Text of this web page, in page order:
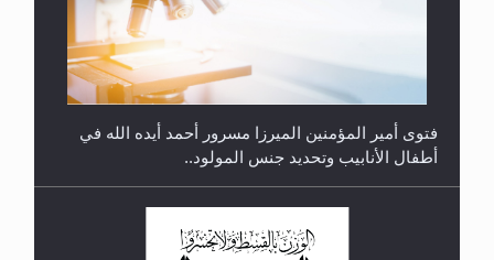
فتوى أمير المؤمنين الميرزا مسرور أحمد أيده الله في
أطفال الأنابيب وتحديد جنس المولود..